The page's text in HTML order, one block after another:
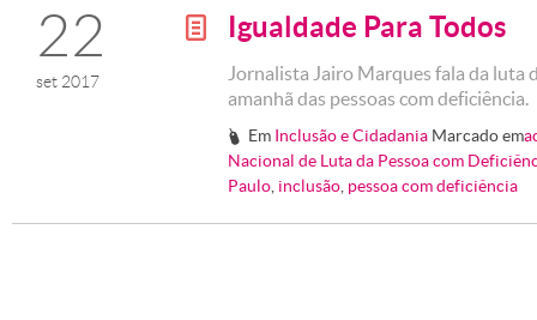
22
set 2017
g Igualdade Para Todos
Jornalista Jairo Marques fala da luta
amanhã das pessoas com deficiência.
# Em Inclusão e Cidadania Marcado em
Nacional de Luta da Pessoa com
Paulo inclusão pessoa com deficiência